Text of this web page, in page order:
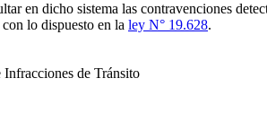
en dicho sistema las contravenciones
lo dispuesto en la ley N° 19.628.
de Tránsito